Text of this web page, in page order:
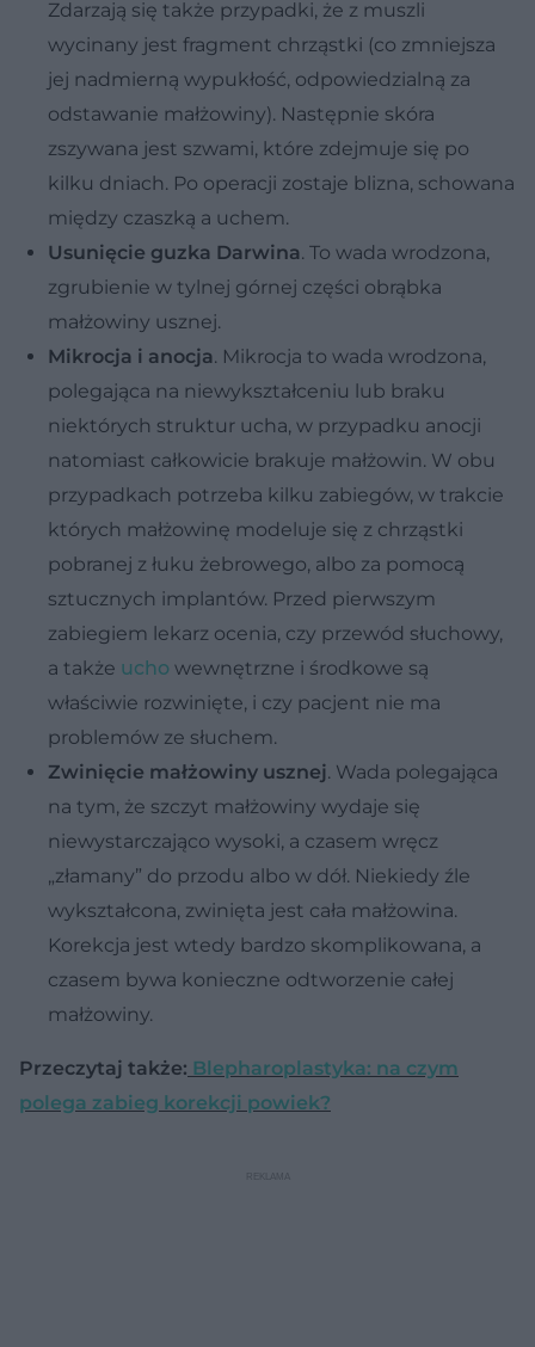
Zdarzają się także przypadki, że z muszli
wycinany jest fragment chrząstki (co zmniejsza
jej nadmierną wypukłość, odpowiedzialną za
odstawanie małżowiny). Następnie skóra
zszywana jest szwami, które zdejmuje się po
kilku dniach. Po operacji zostaje blizna, schowana
między czaszką a uchem.
Usunięcie guzka Darwina. To wada wrodzona,
zgrubienie w tylnej górnej części obrąbka
małżowiny usznej.
Mikrocja i anocja. Mikrocja to wada wrodzona,
polegająca na niewykształceniu lub braku
niektórych struktur ucha, w przypadku anocji
natomiast całkowicie brakuje małżowin. W obu
przypadkach potrzeba kilku zabiegów, w trakcie
których małżowinę modeluje się z chrząstki
pobranej z łuku żebrowego, albo za pomocą
sztucznych implantów. Przed pierwszym
zabiegiem lekarz ocenia, czy przewód słuchowy,
a także ucho wewnętrzne i środkowe są
właściwie rozwinięte, i czy pacjent nie ma
problemów ze słuchem.
Zwinięcie małżowiny usznej. Wada polegająca
na tym, że szczyt małżowiny wydaje się
niewystarczająco wysoki, a czasem wręcz
„złamany” do przodu albo w dół. Niekiedy źle
wykształcona, zwinięta jest cała małżowina.
Korekcja jest wtedy bardzo skomplikowana, a
czasem bywa konieczne odtworzenie całej
małżowiny.
Przeczytaj także: Blepharoplastyka: na czym
polega zabieg korekcji powiek?